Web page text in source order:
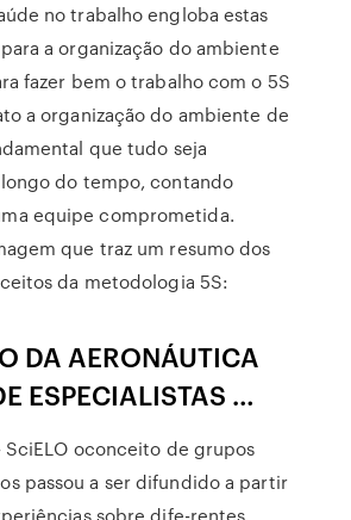
no trabalho engloba estas
a organização do ambiente
fazer bem o trabalho com o 5S
a organização do ambiente de
que tudo seja
do tempo, contando
equipe comprometida.
que traz um resumo dos
da metodologia 5S:
DA AERONÁUTICA
ESPECIALISTAS …
SciELO oconceito de grupos
passou a ser difundido a partir
sobre dife-rentes